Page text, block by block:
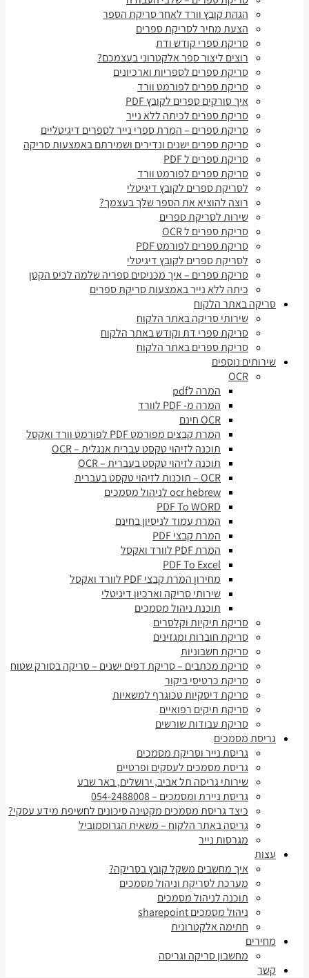
הגהת קובץ וורד לאחר סריקת הספר
הצעת מחיר לסריקת ספרים
סריקת ספרי קודש ודת
רוצים ליצור ספר אלקטרוני בעצמכם?
סריקת ספרים לספריות וארכיונים
סריקת ספרים לפורמט וורד
איך סורקים ספרים לקובץ PDF
סריקת ספרים לכיתה ללא נייר
סריקת ספרים – המרת ספרי נייר לספרים דיגיטליים
סריקת ספרים ישנים ונדירים ושמירתם באמצעות סריקה
סריקת ספרים ל PDF
סריקת ספרים לפורמט וורד
לסריקת ספרים לקובץ דיגיטלי
רוצה להוציא את הספר שלך בעצמך?
שירות לסריקת ספרים
סריקת ספרים ל OCR
סריקת ספרים לפורמט PDF
לסריקת ספרים לקובץ דיגיטלי
סריקת ספרים – איך מכניסים ספריה שלמה לכיס הקטן
כיתה ללא נייר באמצעות סריקת ספרים
סריקה באתר הלקוח
שירותי סריקה באתר הלקוח
סריקת ספרי דת וקודש באתר הלקוח
סריקת ספרים באתר הלקוח
שירותים נוספים
OCR
המרה לpdf
המרה מ- PDF לוורד
OCR חינם
המרת קבצים מפורמט PDF לפורמט וורד ואקסל
תוכנה לזיהוי טקסט עברית אנגלית – OCR
תוכנה לזיהוי טקסט בעברית – OCR
OCR – תוכנות לזיהוי טקסט בעברית
ocr hebrew לניהול מסמכים
PDF To WORD
המרת עמוד לניסיון בחינם
המרת קבצי PDF
המרת PDF לוורד ואקסל
PDF To Excel
מחירון המרת קבצי PDF לוורד ואקסל
שירותי סריקה וארכיון דיגיטלי
תוכנת ניהול מסמכים
סריקת תיקיות וקלסרים
סריקת חוברות ומגזינים
סריקת חשבוניות
סריקת מכתבים – סריקת דפים ישנים – סריקה בסורק שטוח
סריקת כרטיסי ביקור
סריקת דיסקיות טכוגרף למשאיות
סריקת תיקים רפואיים
סריקת עבודות שורשים
גריסת מסמכים
גריסת נייר וסריקת מסמכים
גריסת מסמכים לעסקים ופרטיים
שירותי גריסה תל אביב, ירושלים, באר שבע
גריסת ניירת ומסמכים – 054-2488008
כיצד גריסת מסמכים מקטינה סיכונים לחשיפת מידע עסקי?
גריסה באתר הלקוח – משאית הגרוסמוביל
מגרסות נייר
עצות
איך מחשבים משקל קובץ בסריקה?
מערכת לסריקת וניהול מסמכים
תוכנה לניהול מסמכים
ניהול מסמכים sharepoint
חתימה אלקטרונית
מחירים
מחשבון סריקה וגריסה
קשר